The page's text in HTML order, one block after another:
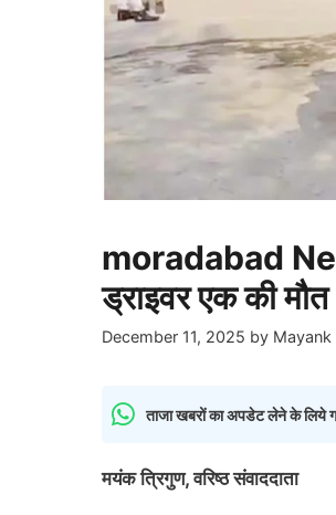
moradabad
ड्राइवर एक की मौत
December 11, 2025 by Mayank
ताजा खबरों का अपडेट लेने के लिये
मयंक त्रिगुण, वरिष्ठ संवाददाता